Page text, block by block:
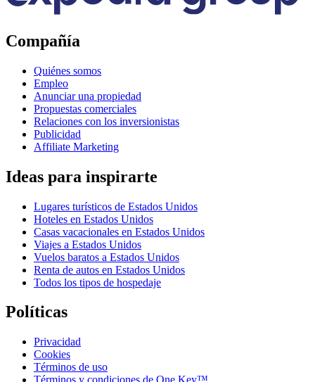
Compañía
Quiénes somos
Empleo
Anunciar una propiedad
Propuestas comerciales
Relaciones con los inversionistas
Publicidad
Affiliate Marketing
Ideas para inspirarte
Lugares turísticos de Estados Unidos
Hoteles en Estados Unidos
Casas vacacionales en Estados Unidos
Viajes a Estados Unidos
Vuelos baratos a Estados Unidos
Renta de autos en Estados Unidos
Todos los tipos de hospedaje
Políticas
Privacidad
Cookies
Términos de uso